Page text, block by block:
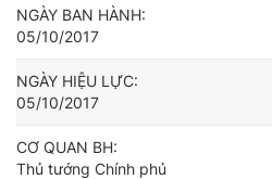
NGÀY BAN HÀNH:
05/10/2017
NGÀY HIỆU LỰC:
05/10/2017
CƠ QUAN BH:
Thủ tướng Chính phủ